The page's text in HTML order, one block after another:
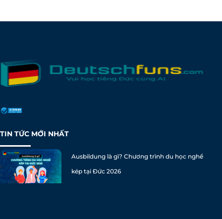
TIN TỨC MỚI NHẤT
Ausbildung là gì? Chương trình du học nghề
kép tại Đức 2026